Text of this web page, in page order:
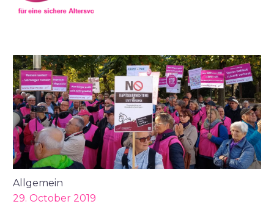
Allgemein
29. October 2019